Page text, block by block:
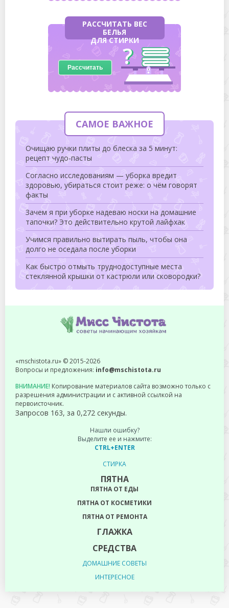
РАССЧИТАТЬ ВЕС
БЕЛЬЯ
ДЛЯ СТИРКИ
Рассчитать
САМОЕ ВАЖНОЕ
Очищаю ручки плиты до блеска за 5 минут:
рецепт чудо-пасты
Согласно исследованиям — уборка вредит
здоровью, убираться стоит реже: о чём говорят
факты
Зачем я при уборке надеваю носки на домашние
тапочки? Это действительно крутой лайфхак
Учимся правильно вытирать пыль, чтобы она
долго не оседала после уборки
Как быстро отмыть труднодоступные места
стеклянной крышки от кастрюли или сковородки?
«mschistota.ru» © 2015-2026
Вопросы и предложения: info@mschistota.ru
ВНИМАНИЕ! Копирование материалов сайта возможно только с
разрешения администрации и с активной ссылкой на
первоисточник.
Запросов 163, за 0,272 секунды.
Нашли ошибку?
Выделите ее и нажмите:
CTRL+ENTER
СТИРКА
ПЯТНА
ПЯТНА ОТ ЕДЫ
ПЯТНА ОТ КОСМЕТИКИ
ПЯТНА ОТ РЕМОНТА
ГЛАЖКА
СРЕДСТВА
ДОМАШНИЕ СОВЕТЫ
ИНТЕРЕСНОЕ